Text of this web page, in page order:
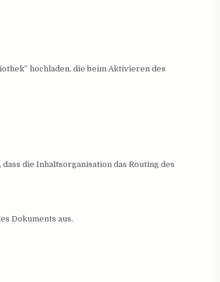
hochladen, die beim Aktivieren des
die Inhaltsorganisation das Routing des
Dokuments aus.